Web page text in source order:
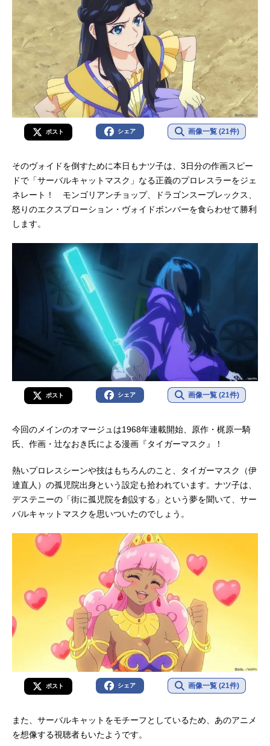
ポスト シェア 画像一覧 (21件)
そのヴォイドを倒すために本日もナツ子は、3日分の作画スピー
ドで「サーバルキャットマスク」なる正義のプロレスラーをジェ
ネレート！ モンゴリアンチョップ、ドラゴンスープレックス、
怒りのエクスプローション・ヴォイドボンバーを食らわせて勝利
します。
ポスト シェア 画像一覧 (21件)
今回のメインのオマージュは1968年連載開始、原作・梶原一騎
氏、作画・辻なおき氏による漫画『タイガーマスク』！
熱いプロレスシーンや技はもちろんのこと、タイガーマスク（伊
達直人）の孤児院出身という設定も拾われています。ナツ子は、
デステニーの「街に孤児院を創設する」という夢を聞いて、サー
バルキャットマスクを思いついたのでしょう。
ポスト シェア 画像一覧 (21件)
また、サーバルキャットをモチーフとしているため、あのアニメ
を想像する視聴者もいたようです。